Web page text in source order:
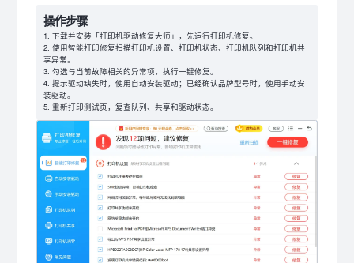
操作步骤
下载并安装「打印机驱动修复大师」，先运行打印机修复。
使用智能打印修复扫描打印机设置、打印机状态、打印机队列和打印机共
享异常。
勾选与当前故障相关的异常项，执行一键修复。
提示驱动缺失时，使用自动安装驱动；已经确认品牌型号时，使用手动安
装驱动。
重新打印测试页，复查队列、共享和驱动状态。